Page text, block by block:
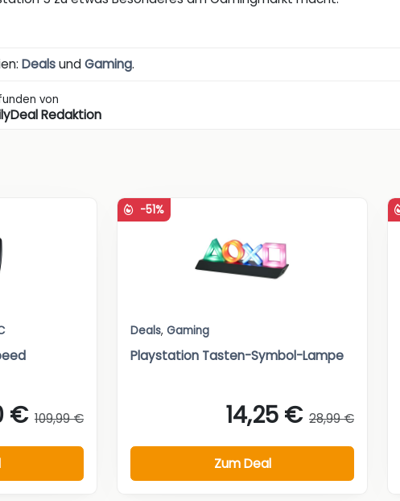
DealsundGaming.
von
Redaktion
€ 109,99 €
-51%
Deals, Gaming
Playstation Tasten-Symbol-Lampe
14,25 € 28,99 €
Zum Deal